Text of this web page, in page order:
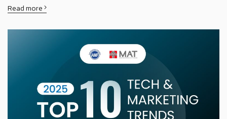
Read more